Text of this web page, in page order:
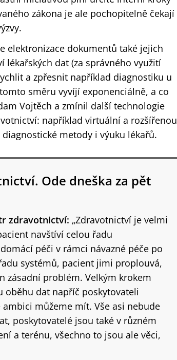
zákona je ale pochopitelně čekají
elektronizace dokumentů také jejich
lékařských dat (za správného využití
a zpřesnit například diagnostiku u
směru vyvíjí exponenciálně, a co
Vojtěch a zmínil další technologie
například virtuální a rozšířenou
metody i výuku lékařů.
Ode dneška za pět
zdravotnictví: „Zdravotnictví je velmi
navštíví celou řadu
péči v rámci návazné péče po
systémů, pacient jimi proplouvá,
zásadní problém. Velkým krokem
oběhu dat napříč poskytovateli
můžeme mít. Vše asi nebude
poskytovatelé jsou také v různém
a terénu, všechno to jsou ale věci,